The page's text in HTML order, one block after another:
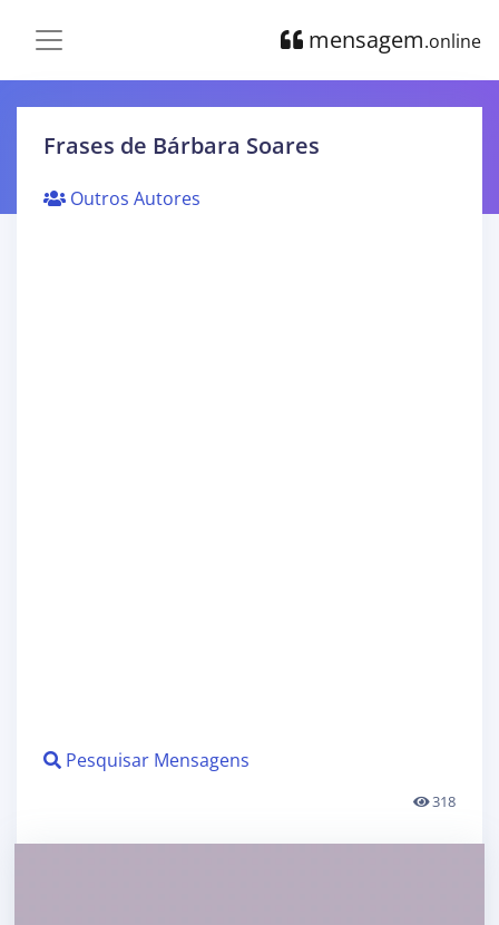
mensagem.online
Frases de Bárbara Soares
Outros Autores
Pesquisar Mensagens
318